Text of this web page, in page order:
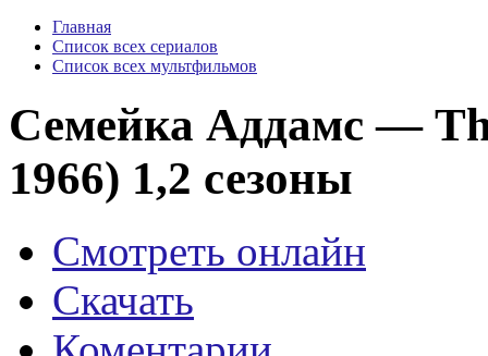
Главная
Список всех сериалов
Список всех мультфильмов
Семейка Аддамс —
1966) 1,2 сезоны
Смотреть онлайн
Скачать